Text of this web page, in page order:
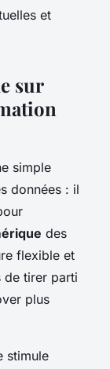
et
sur
simple
données : il
des
flexible et
de tirer parti
plus
stimule